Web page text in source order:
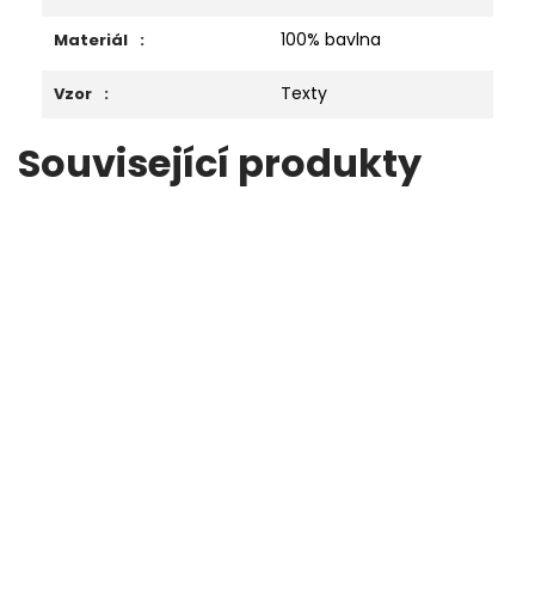
Materiál : 100% bavlna
Vzor : Texty
Související produkty